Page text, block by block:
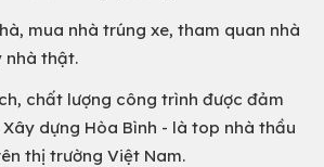
mua nhà trúng xe, tham quan nhà
nhà thật.
chất lượng công trình được đảm
dựng Hòa Bình - là top nhà thầu
thị trường Việt Nam.